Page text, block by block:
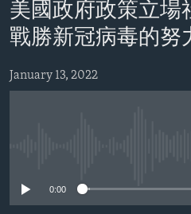
main
content
Skip
to
main
VIDEO
RADIO
REGIONS
EUROPE
AID AND DEVELOPMENT
FOLLOW US
美國政府政策立場
戰勝新冠病毒的努
January 13, 2022
0:00